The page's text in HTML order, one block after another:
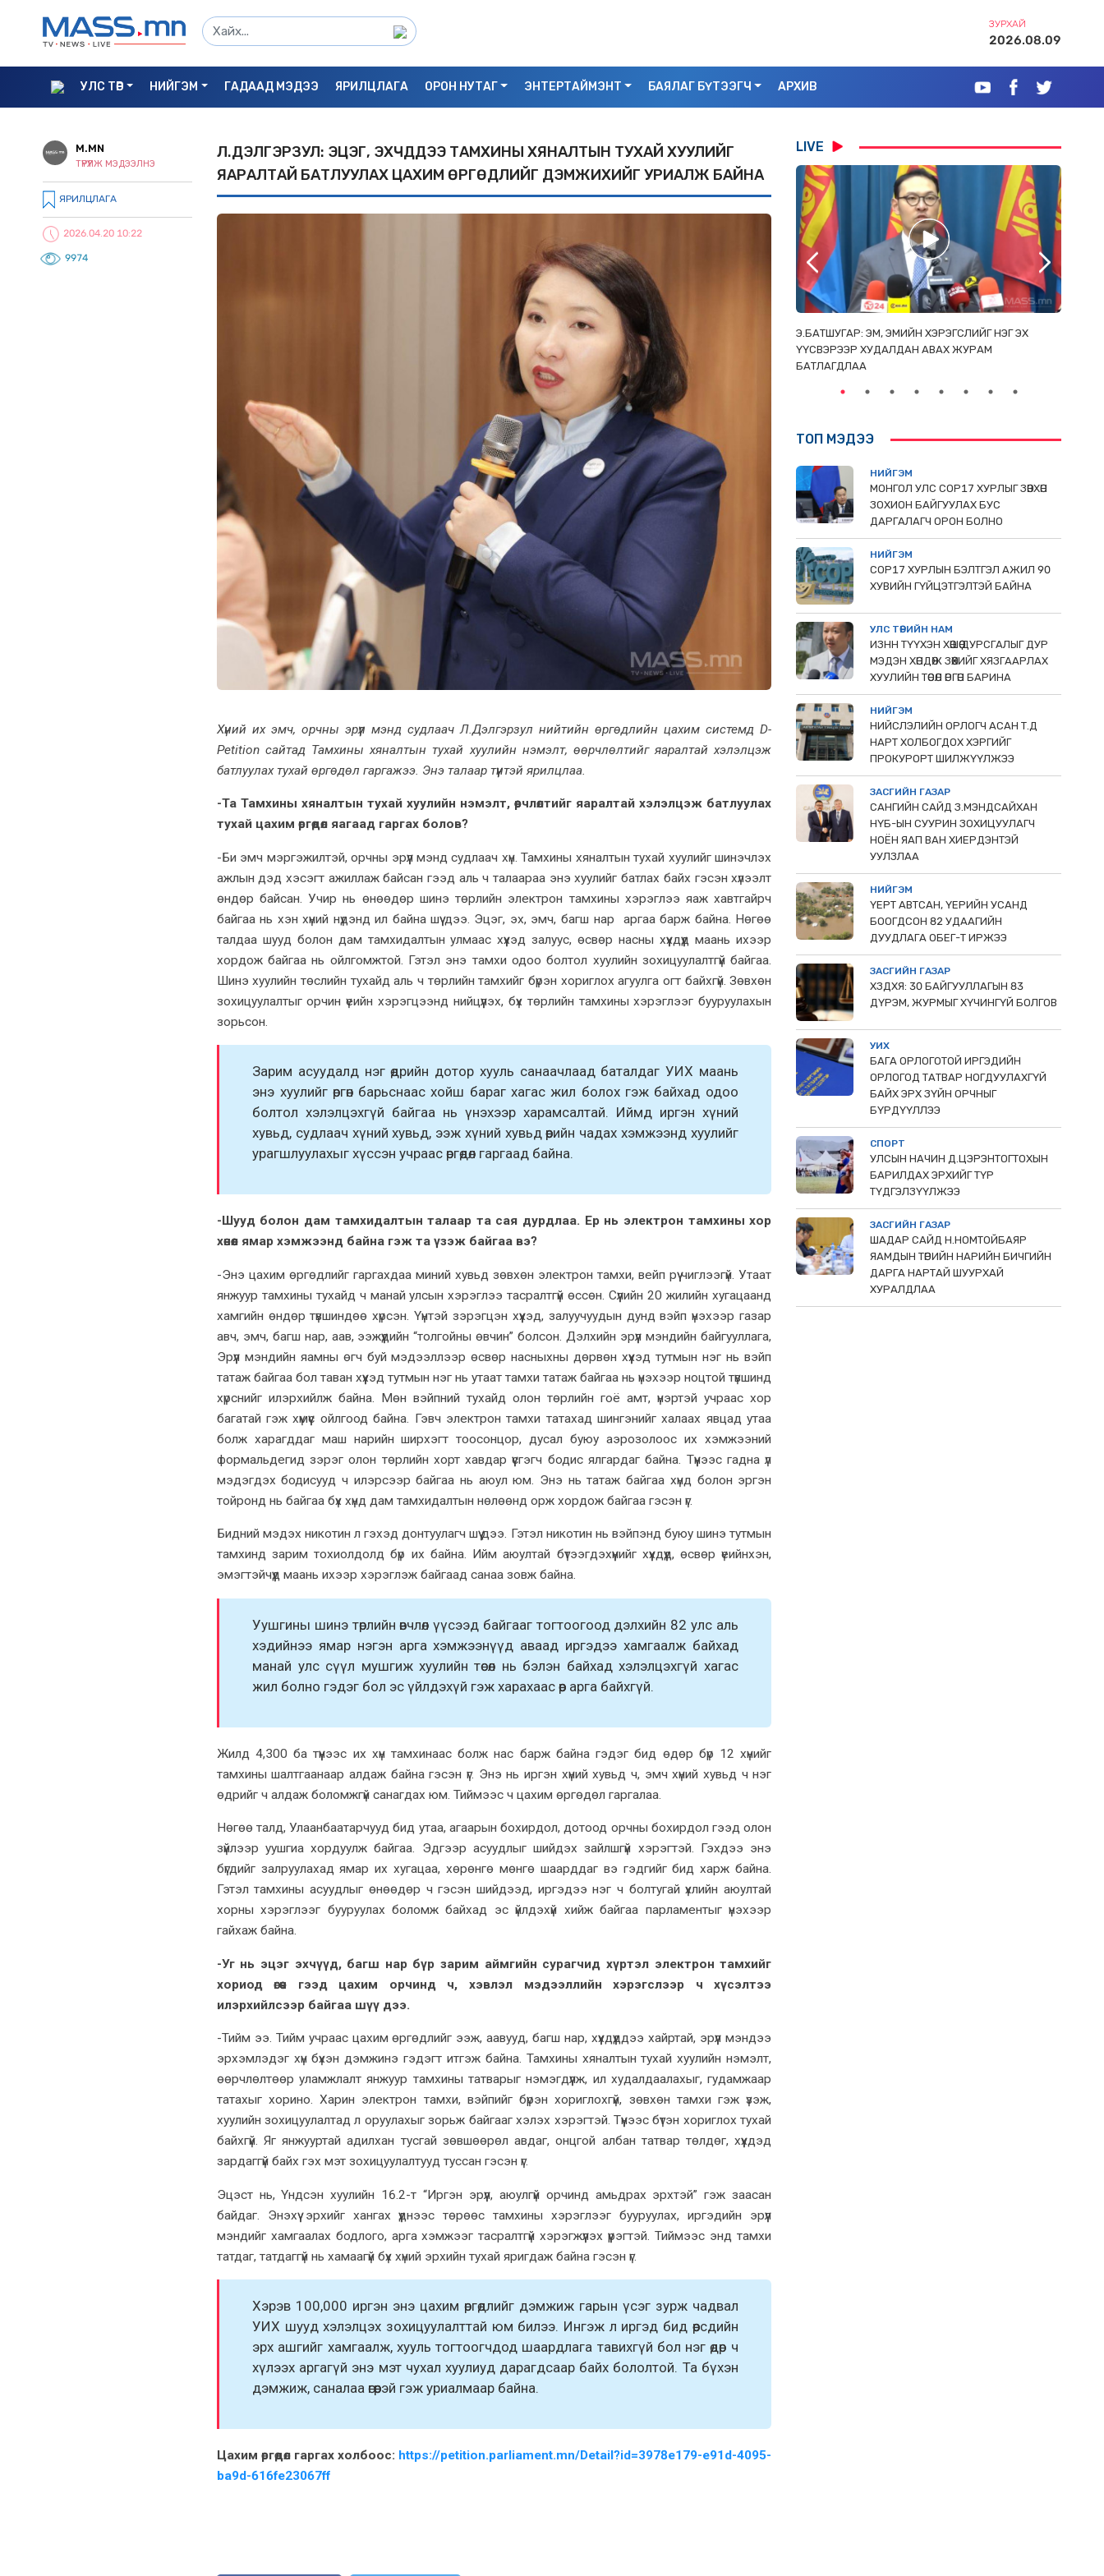
ЗУРХАЙ
2026.08.09
УЛС ТӨР НИЙГЭМ ГАДААД МЭДЭЭ ЯРИЛЦЛАГА ОРОН НУТАГ ЭНТЕРТАЙМЭНТ БАЯЛАГ БҮТЭЭГЧ АРХИВ
M.MN
ТҮРҮҮЛЖ МЭДЭЭЛНЭ
ЯРИЛЦЛАГА
2026.04.20 10:22
9974
Л.ДЭЛГЭРЗУЛ: ЭЦЭГ, ЭХЧҮҮДДЭЭ ТАМХИНЫ ХЯНАЛТЫН ТУХАЙ ХУУЛИЙГ
ЯАРАЛТАЙ БАТЛУУЛАХ ЦАХИМ ӨРГӨДЛИЙГ ДЭМЖИХИЙГ УРИАЛЖ БАЙНА
Хүний их эмч, орчны эрүүл мэнд судлаач Л.Дэлгэрзул нийтийн өргөдлийн цахим системд D-
Petition сайтад Тамхины хяналтын тухай хуулийн нэмэлт, өөрчлөлтийг яаралтай хэлэлцэж
батлуулах тухай өргөдөл гаргажээ. Энэ талаар түүнтэй ярилцлаа.
-Та Тамхины хяналтын тухай хуулийн нэмэлт, өөрчлөлтийг яаралтай хэлэлцэж батлуулах
тухай цахим өргөдөл яагаад гаргах болов?
-Би эмч мэргэжилтэй, орчны эрүүл мэнд судлаач хүн. Тамхины хяналтын тухай хуулийг шинэчлэх
ажлын дэд хэсэгт ажиллаж байсан гээд аль ч талаараа энэ хуулийг батлах байх гэсэн хүлээлт
өндөр байсан. Учир нь өнөөдөр шинэ төрлийн электрон тамхины хэрэглээ яаж хавтгайрч
байгаа нь хэн хүний нүдэнд ил байна шүү дээ. Эцэг, эх, эмч, багш нар аргаа барж байна. Нөгөө
талдаа шууд болон дам тамхидалтын улмаас хүүхэд залуус, өсвөр насны хүүхдүүд маань ихээр
хордож байгаа нь ойлгомжтой. Гэтэл энэ тамхи одоо болтол хуулийн зохицуулалтгүй байгаа.
Шинэ хуулийн төслийн тухайд аль ч төрлийн тамхийг бүрэн хориглох агуулга огт байхгүй. Зөвхөн
зохицуулалтыг орчин үеийн хэрэгцээнд нийцүүлэх, бүх төрлийн тамхины хэрэглээг бууруулахын
зорьсон.
Зарим асуудалд нэг өдрийн дотор хууль санаачлаад баталдаг УИХ маань
энэ хуулийг өргөн барьснаас хойш бараг хагас жил болох гэж байхад одоо
болтол хэлэлцэхгүй байгаа нь үнэхээр харамсалтай. Иймд иргэн хүний
хувьд, судлаач хүний хувьд, ээж хүний хувьд өөрийн чадах хэмжээнд хуулийг
урагшлуулахыг хүссэн учраас өргөдөл гаргаад байна.
-Шууд болон дам тамхидалтын талаар та сая дурдлаа. Ер нь электрон тамхины хор
хөнөөл ямар хэмжээнд байна гэж та үзэж байгаа вэ?
-Энэ цахим өргөдлийг гаргахдаа миний хувьд зөвхөн электрон тамхи, вейп рүү чиглээгүй. Утаат
янжуур тамхины тухайд ч манай улсын хэрэглээ тасралтгүй өссөн. Сүүлийн 20 жилийн хугацаанд
хамгийн өндөр түвшиндөө хүрсэн. Үүнтэй зэрэгцэн хүүхэд, залуучуудын дунд вэйп үнэхээр газар
авч, эмч, багш нар, аав, ээжүүдийн “толгойны өвчин” болсон. Дэлхийн эрүүл мэндийн байгууллага,
Эрүүл мэндийн яамны өгч буй мэдээллээр өсвөр насныхны дөрвөн хүүхэд тутмын нэг нь вэйп
татаж байгаа бол таван хүүхэд тутмын нэг нь утаат тамхи татаж байгаа нь үнэхээр ноцтой түвшинд
хүрснийг илэрхийлж байна. Мөн вэйпний тухайд олон төрлийн гоё амт, үнэртэй учраас хор
багатай гэж хүмүүс ойлгоод байна. Гэвч электрон тамхи татахад шингэнийг халаах явцад утаа
болж харагддаг маш нарийн ширхэгт тоосонцор, дусал буюу аэрозолоос их хэмжээний
формальдегид зэрэг олон төрлийн хорт хавдар үүсгэгч бодис ялгардаг байна. Түүнээс гадна үл
мэдэгдэх бодисууд ч илэрсээр байгаа нь аюул юм. Энэ нь татаж байгаа хүнд болон эргэн
тойронд нь байгаа бүх хүнд дам тамхидалтын нөлөөнд орж хордож байгаа гэсэн үг.
Бидний мэдэх никотин л гэхэд донтуулагч шүү дээ. Гэтэл никотин нь вэйпэнд буюу шинэ тутмын
тамхинд зарим тохиолдолд бүр их байна. Ийм аюултай бүтээгдэхүүнийг хүүхдүүд, өсвөр үеийнхэн,
эмэгтэйчүүд маань ихээр хэрэглэж байгаад санаа зовж байна.
Уушгины шинэ төрлийн өвчлөл үүсээд байгааг тогтоогоод дэлхийн 82 улс аль
хэдийнээ ямар нэгэн арга хэмжээнүүд аваад иргэдээ хамгаалж байхад
манай улс сүүл мушгиж хуулийн төсөл нь бэлэн байхад хэлэлцэхгүй хагас
жил болно гэдэг бол эс үйлдэхүй гэж харахаас өөр арга байхгүй.
Жилд 4,300 ба түүнээс их хүн тамхинаас болж нас барж байна гэдэг бид өдөр бүр 12 хүнийг
тамхины шалтгаанаар алдаж байна гэсэн үг. Энэ нь иргэн хүний хувьд ч, эмч хүний хувьд ч нэг
өдрийг ч алдаж боломжгүй санагдах юм. Тиймээс ч цахим өргөдөл гаргалаа.
Нөгөө талд, Улаанбаатарчууд бид утаа, агаарын бохирдол, дотоод орчны бохирдол гээд олон
зүйлээр уушгиа хордуулж байгаа. Эдгээр асуудлыг шийдэх зайлшгүй хэрэгтэй. Гэхдээ энэ
бүгдийг залруулахад ямар их хугацаа, хөрөнгө мөнгө шаарддаг вэ гэдгийг бид харж байна.
Гэтэл тамхины асуудлыг өнөөдөр ч гэсэн шийдээд, иргэдээ нэг ч болтугай үхлийн аюултай
хорны хэрэглээг бууруулах боломж байхад эс үйлдэхүй хийж байгаа парламентыг үнэхээр
гайхаж байна.
-Уг нь эцэг эхчүүд, багш нарбүр зарим аймгийн сурагчид хүртэлэлектрон тамхийг
хориод өгөөч гээд цахим орчинд ч, хэвлэл мэдээллийн хэрэгслээр ч хүсэлтээ
илэрхийлсээр байгаа шүү дээ.
-Тийм ээ. Тийм учраас цахим өргөдлийг ээж, аавууд, багш нар, хүүхдүүддээ хайртай, эрүүл мэндээ
эрхэмлэдэг хүн бүхэн дэмжинэ гэдэгт итгэж байна. Тамхины хяналтын тухай хуулийн нэмэлт,
өөрчлөлтөөр уламжлалт янжуур тамхины татварыг нэмэгдүүлж, ил худалдаалахыг, гудамжаар
татахыг хорино. Харин электрон тамхи, вэйпийг бүрэн хориглохгүй, зөвхөн тамхи гэж үзэж,
хуулийн зохицуулалтад л оруулахыг зорьж байгааг хэлэх хэрэгтэй. Түүнээс бүтэн хориглох тухай
байхгүй. Яг янжууртай адилхан тусгай зөвшөөрөл авдаг, онцгой албан татвар төлдөг, хүүхдэд
зардаггүй байх гэх мэт зохицуулалтууд туссан гэсэн үг.
Эцэст нь, Үндсэн хуулийн 16.2-т “Иргэн эрүүл, аюулгүй орчинд амьдрах эрхтэй” гэж заасан
байдаг. Энэхүү эрхийг хангах үүднээс төрөөс тамхины хэрэглээг бууруулах, иргэдийн эрүүл
мэндийг хамгаалах бодлого, арга хэмжээг тасралтгүй хэрэгжүүлэх үүрэгтэй. Тиймээс энд тамхи
татдаг, татдаггүй нь хамаагүй бүх хүний эрхийн тухай яригдаж байна гэсэн үг.
Хэрэв 100,000 иргэн энэ цахим өргөдлийг дэмжиж гарын үсэг зурж чадвал
УИХ шууд хэлэлцэх зохицуулалттай юм билээ. Ингэж л иргэд бид өөрсдийн
эрх ашгийг хамгаалж, хууль тогтоогчдод шаардлага тавихгүй бол нэг өдөр ч
хүлээх аргагүй энэ мэт чухал хуулиуд дарагдсаар байх бололтой. Та бүхэн
дэмжиж, саналаа өгөөрэй гэж уриалмаар байна.
Цахим өргөдөл гаргах холбоос: https://petition.parliament.mn/Detail?id=3978e179-e91d-4095-
ba9d-616fe23067ff
LIVE
С.БАЯРБИЛЭГ: ДРАГОН ТӨВИЙН 3 ДАВХРААС
УНАСАН 25 НАСТАЙ ЭМЭГТЭЙ АМИА ХОРЛОСОН
БАЙЖ БОЛЗОШГҮЙ
Э.БАТШУГАР: ЭМ, ЭМИЙН ХЭРЭГСЛИЙГ НЭГ ЭХ
ҮҮСВЭРЭЭР ХУДАЛДАН АВАХ ЖУРАМ
БАТЛАГДЛАА
ТОП МЭДЭЭ
НИЙГЭМ
МОНГОЛ УЛС СОР17 ХУРЛЫГ ЗӨВХӨН
ЗОХИОН БАЙГУУЛАХ БУС
ДАРГАЛАГЧ ОРОН БОЛНО
НИЙГЭМ
COP17 ХУРЛЫН БЭЛТГЭЛ АЖИЛ 90
ХУВИЙН ГҮЙЦЭТГЭЛТЭЙ БАЙНА
УЛС ТӨРИЙН НАМ
ИЗНН ТҮҮХЭН ХӨШӨӨ ДУРСГАЛЫГ ДУР
МЭДЭН ХӨНДӨЖ ЗӨӨХИЙГ ХЯЗГААРЛАХ
ХУУЛИЙН ТӨСӨЛ ӨРГӨН БАРИНА
НИЙГЭМ
НИЙСЛЭЛИЙН ОРЛОГЧ АСАН Т.Д
НАРТ ХОЛБОГДОХ ХЭРГИЙГ
ПРОКУРОРТ ШИЛЖҮҮЛЖЭЭ
ЗАСГИЙН ГАЗАР
САНГИЙН САЙД З.МЭНДСАЙХАН
НҮБ-ЫН СУУРИН ЗОХИЦУУЛАГЧ
НОЁН ЯАП ВАН ХИЕРДЭНТЭЙ
УУЛЗЛАА
НИЙГЭМ
ҮЕРТ АВТСАН, ҮЕРИЙН УСАНД
БООГДСОН 82 УДААГИЙН
ДУУДЛАГА ОБЕГ-Т ИРЖЭЭ
ЗАСГИЙН ГАЗАР
ХЗДХЯ: 30 БАЙГУУЛЛАГЫН 83
ДҮРЭМ, ЖУРМЫГ ХҮЧИНГҮЙ БОЛГОВ
УИХ
БАГА ОРЛОГОТОЙ ИРГЭДИЙН
ОРЛОГОД ТАТВАР НОГДУУЛАХГҮЙ
БАЙХ ЭРХ ЗҮЙН ОРЧНЫГ
БҮРДҮҮЛЛЭЭ
СПОРТ
УЛСЫН НАЧИН Д.ЦЭРЭНТОГТОХЫН
БАРИЛДАХ ЭРХИЙГ ТҮР
ТҮДГЭЛЗҮҮЛЖЭЭ
ЗАСГИЙН ГАЗАР
ШАДАР САЙД Н.НОМТОЙБАЯР
ЯАМДЫН ТӨРИЙН НАРИЙН БИЧГИЙН
ДАРГА НАРТАЙ ШУУРХАЙ
ХУРАЛДЛАА